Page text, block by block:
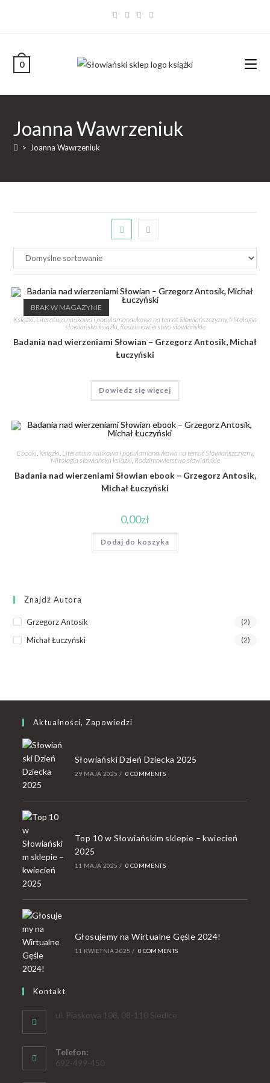
0
Joanna Wawrzeniuk
> Joanna Wawrzeniuk
BRAK W MAGAZYNIE
Książki, Literatura naukowa i popularnonaukowa na temat Słowiańszczyzny, Mitologia
słowiańska książki, Rodzimowierstwo słowiańskie
Badania nad wierzeniami Słowian – Grzegorz Antosik, Michał
Łuczyński
Dowiedz się więcej
Ebooki, Książki, Literatura naukowa i popularnonaukowa na temat Słowiańszczyzny,
Mitologia słowiańska książki, Rodzimowierstwo słowiańskie
Badania nad wierzeniami Słowian ebook – Grzegorz Antosik,
Michał Łuczyński
0,00zł
Dodaj do koszyka
Znajdź Autora
Grzegorz Antosik (2)
Michał Łuczyński (2)
Aktualności, Zapowiedzi
Słowiański Dzień Dziecka 2025
29 MAJA 2025 / 0 COMMENTS
Top 10 w Słowiańskim sklepie – kwiecień
2025
11 MAJA 2025 / 0 COMMENTS
Głosujemy na Wirtualne Gęśle 2024!
11 KWIETNIA 2025 / 0 COMMENTS
Kontakt
ul. Piaskowa 108, 08-110 Siedlce
Telefon:
692-499-450